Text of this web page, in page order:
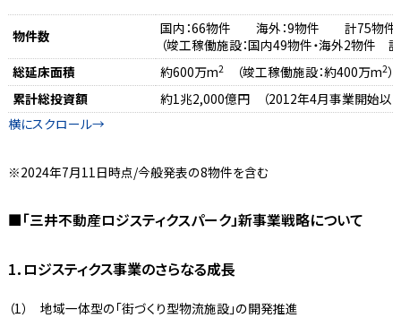
物件数
国内：66物件 海外：9物件 計75物件
（竣工稼働施設：国内49物件・海外2物件
総延床面積
約600万m2（竣工稼働施設：約400万m2）
累計総投資額
約1兆2,000億円 （2012年4月事業開始以
※2024年7月11日時点/今般発表の8物件を含む
■「三井不動産ロジスティクスパーク」新事業戦略について
1．ロジスティクス事業のさらなる成長
（1） 地域一体型の「街づくり型物流施設」の開発推進